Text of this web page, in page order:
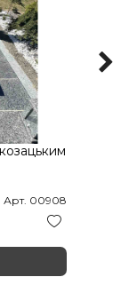
Арт. 00908